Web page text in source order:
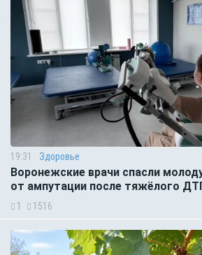
19:31 Здоровье
Воронежские врачи спасли
от ампутации после тяжёлого
1 1516